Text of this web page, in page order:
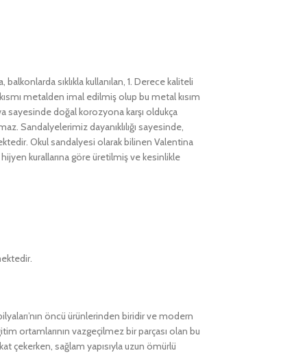
sıklıkla kullanılan, 1. Derece kaliteli
metalden imal edilmiş olup bu metal kısım
sayesinde doğal korozyona karşı oldukça
Sandalyelerimiz dayanıklılığı sayesinde,
Okul sandalyesi olarak bilinen Valentina
kurallarına göre üretilmiş ve kesinlikle
öncü ürünlerinden biridir ve modern
ortamlarının vazgeçilmez bir parçası olan bu
çekerken, sağlam yapısıyla uzun ömürlü